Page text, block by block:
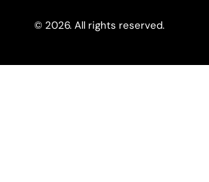
© 2026. All rights reserved.